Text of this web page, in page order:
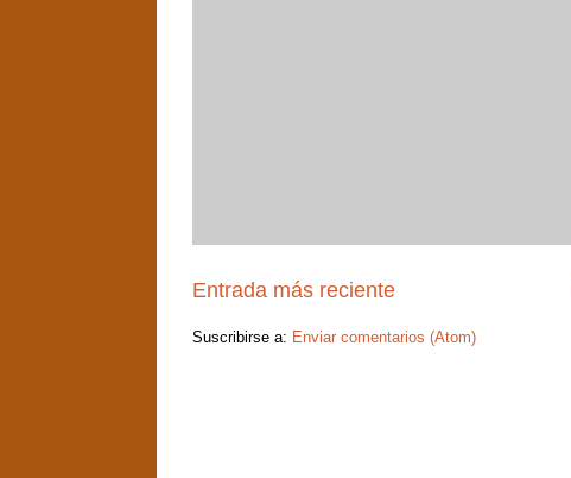
Entrada más reciente
Suscribirse a: Enviar comentarios (Atom)